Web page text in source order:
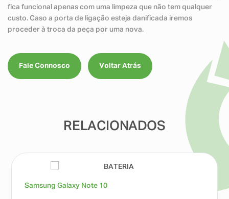
fica funcional apenas com uma limpeza que não tem qualquer
custo. Caso a porta de ligação esteja danificada iremos
proceder à troca da peça por uma nova.
Fale Connosco Voltar Atrás
RELACIONADOS
Samsung Galaxy Note 10